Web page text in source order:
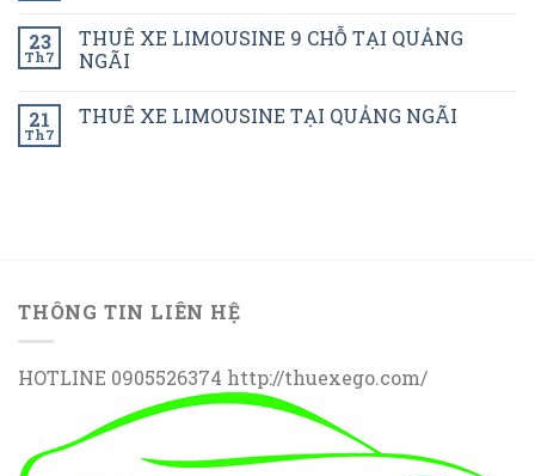
23
Th7
THUÊ XE LIMOUSINE 9 CHỖ TẠI QUẢNG
NGÃI
21
Th7
THUÊ XE LIMOUSINE TẠI QUẢNG NGÃI
THÔNG TIN LIÊN HỆ
HOTLINE 0905526374 http://thuexego.com/